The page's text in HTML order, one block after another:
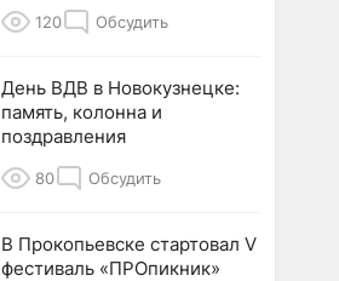
120 Обсудить
День ВДВ в Новокузнецке:
память, колонна и
поздравления
80 Обсудить
В Прокопьевске стартовал V
фестиваль «ПРОпикник»